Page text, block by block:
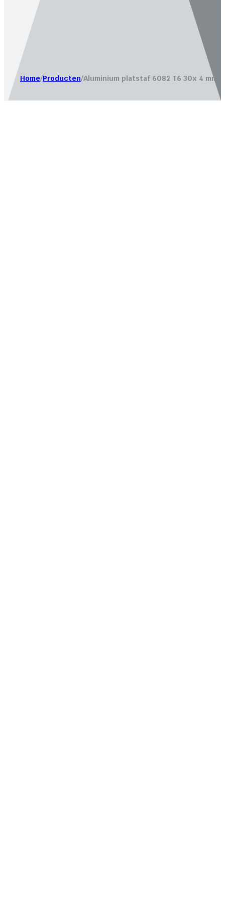
Website laten maken door Bureau Magneet – Online
Home/Producten/Aluminium platstaf 6082 T6 30x 4 mm.